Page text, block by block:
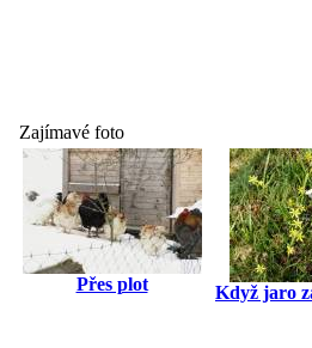
Zajímavé foto
Přes plot Když jaro